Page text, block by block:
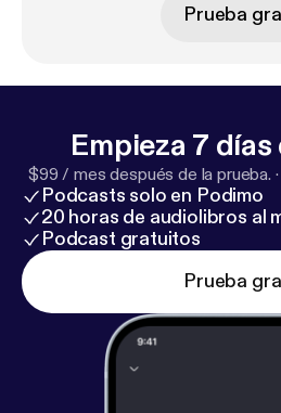
Prueba
Empieza 7
$99 / mes después de la prueba. ·
Podcasts solo en Podimo
20 horas de audiolibros al
Podcast gratuitos
Prueba